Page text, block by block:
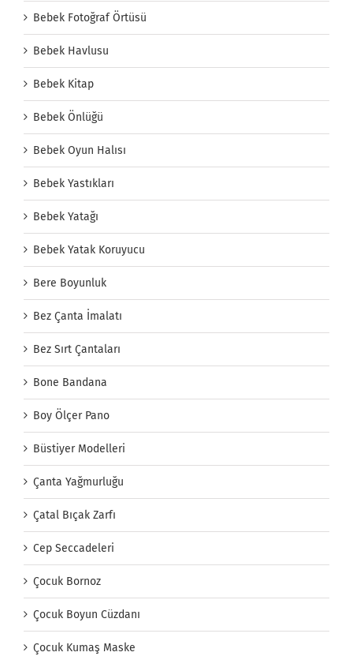
Bebek Fotoğraf Örtüsü
Bebek Havlusu
Bebek Kitap
Bebek Önlüğü
Bebek Oyun Halısı
Bebek Yastıkları
Bebek Yatağı
Bebek Yatak Koruyucu
Bere Boyunluk
Bez Çanta İmalatı
Bez Sırt Çantaları
Bone Bandana
Boy Ölçer Pano
Büstiyer Modelleri
Çanta Yağmurluğu
Çatal Bıçak Zarfı
Cep Seccadeleri
Çocuk Bornoz
Çocuk Boyun Cüzdanı
Çocuk Kumaş Maske